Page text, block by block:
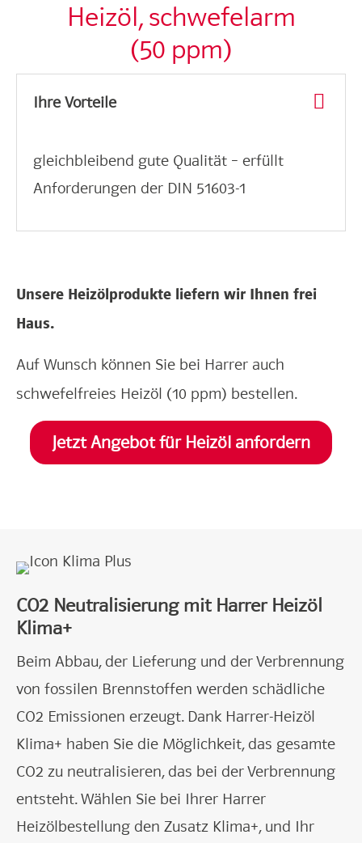
Heizöl, schwefelarm
(50 ppm)
Ihre Vorteile
gleichbleibend gute Qualität – erfüllt
Anforderungen der DIN 51603-1
Unsere Heizölprodukte liefern wir Ihnen frei
Haus.
Auf Wunsch können Sie bei Harrer auch
schwefelfreies Heizöl (10 ppm) bestellen.
Jetzt Angebot für Heizöl anfordern
CO2 Neutralisierung mit Harrer Heizöl
Klima+
Beim Abbau, der Lieferung und der Verbrennung
von fossilen Brennstoffen werden schädliche
CO2 Emissionen erzeugt. Dank Harrer-Heizöl
Klima+ haben Sie die Möglichkeit, das gesamte
CO2 zu neutralisieren, das bei der Verbrennung
entsteht. Wählen Sie bei Ihrer Harrer
Heizölbestellung den Zusatz Klima+, und Ihr